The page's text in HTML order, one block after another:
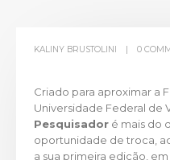
KALINY BRUSTOLINI 0
Criado para aproximar a
Universidade Federal de
Pesquisador é mais do
oportunidade de troca,
a sua primeira edição,